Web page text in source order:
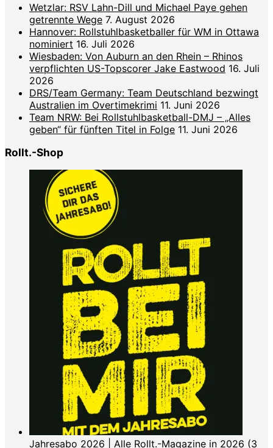
Wetzlar: RSV Lahn-Dill und Michael Paye gehen
getrennte Wege 7. August 2026
Hannover: Rollstuhlbasketballer für WM in Ottawa
nominiert 16. Juli 2026
Wiesbaden: Von Auburn an den Rhein – Rhinos
verpflichten US-Topscorer Jake Eastwood 16. Juli
2026
DRS/Team Germany: Team Deutschland bezwingt
Australien im Overtimekrimi 11. Juni 2026
Team NRW: Bei Rollstuhlbasketball-DMJ – „Alles
geben“ für fünften Titel in Folge 11. Juni 2026
Rollt.-Shop
Jahresabo 2026 | Alle Rollt.-Magazine in 2026 (3